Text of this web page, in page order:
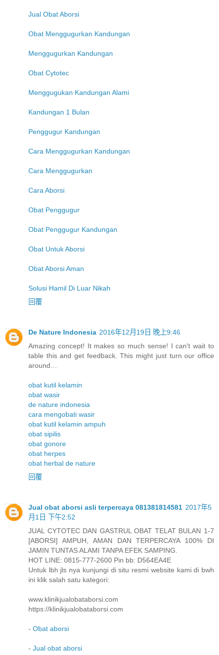
Jual Obat Aborsi
Obat Menggugurkan Kandungan
Menggugurkan Kandungan
Obat Cytotec
Menggugukan Kandungan Alami
Kandungan 1 Bulan
Penggugur Kandungan
Cara Menggugurkan Kandungan
Cara Menggugurkan
Cara Aborsi
Obat Penggugur
Obat Penggugur Kandungan
Obat Untuk Aborsi
Obat Aborsi Aman
Solusi Hamil Di Luar Nikah
回覆
De Nature Indonesia 2016年12月19日 晚上9:46
Amazing concept! It makes so much sense! I can't wait to
table this and get feedback. This might just turn our office
around…
obat kutil kelamin
obat wasir
de nature indonesia
cara mengobati wasir
obat kutil kelamin ampuh
obat sipilis
obat gonore
obat herpes
obat herbal de nature
回覆
Jual obat aborsi asli terpercaya 081381814581 2017年5
月1日 下午2:52
JUAL CYTOTEC DAN GASTRUL OBAT TELAT BULAN 1-7
[ABORSI] AMPUH, AMAN DAN TERPERCAYA 100% DI
JAMIN TUNTAS ALAMI TANPA EFEK SAMPING.
HOT LINE: 0815-777-2600 Pin bb: D564EA4E
Untuk lbh jls nya kunjungi di situ resmi website kami di bwh
ini klik salah satu kategori:
www.klinikjualobataborsi.com
https://klinikjualobataborsi.com
- Obat aborsi
- Jual obat aborsi